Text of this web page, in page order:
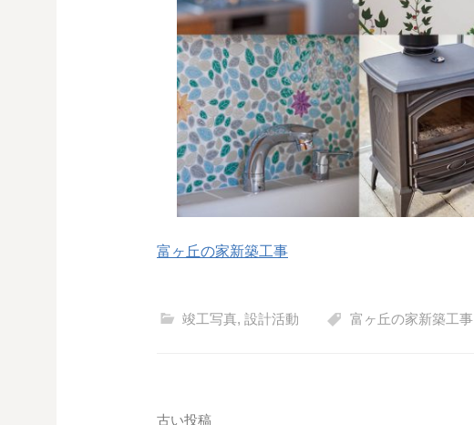
富ヶ丘の家新築工事
竣工写真, 設計活動 富ヶ丘の家新築工事
古い投稿